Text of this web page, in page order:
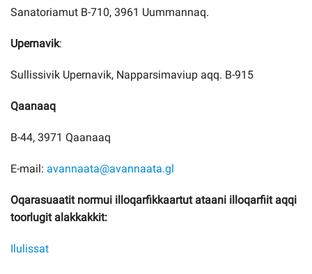
Sanatoriamut B-710, 3961 Uummannaq.
Upernavik:
Sullissivik Upernavik, Napparsimaviup aqq. B-915
Qaanaaq
B-44, 3971 Qaanaaq
E-mail: avannaata@avannaata.gl
Oqarasuaatit normui illoqarfikkaartut ataani illoqarfiit aqqi
toorlugit alakkakkit:
Ilulissat